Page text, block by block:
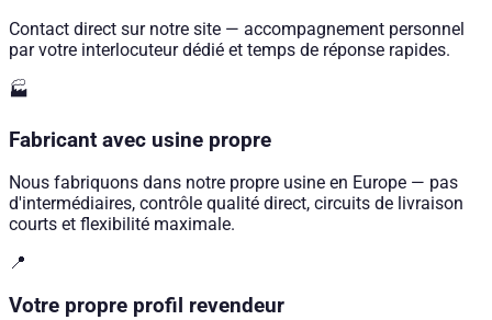
Contact direct sur notre site — accompagnement personnel
par votre interlocuteur dédié et temps de réponse rapides.
🏭
Fabricant avec usine propre
Nous fabriquons dans notre propre usine en Europe — pas
d'intermédiaires, contrôle qualité direct, circuits de livraison
courts et flexibilité maximale.
📍
Votre propre profil revendeur